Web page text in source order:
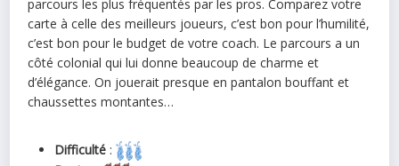
parcours les plus fréquentés par les pros. Comparez votre
carte à celle des meilleurs joueurs, c’est bon pour l’humilité,
c’est bon pour le budget de votre coach. Le parcours a un
côté colonial qui lui donne beaucoup de charme et
d’élégance. On jouerait presque en pantalon bouffant et
chaussettes montantes…
Difficulté :